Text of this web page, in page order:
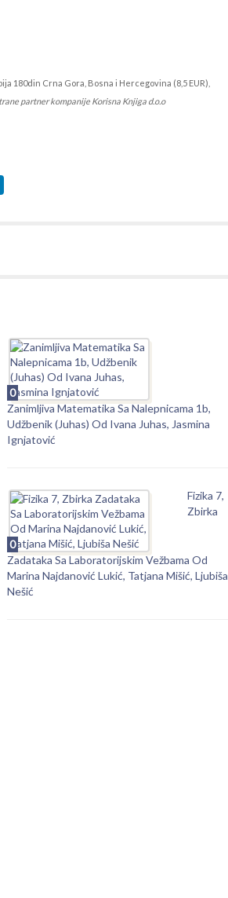
180din Crna Gora, Bosna i Hercegovina (8,5 EUR),
partner kompanije Korisna Knjiga d.o.o
0
Zanimljiva Matematika Sa Nalepnicama 1b,
Udžbenik (Juhas) Od Ivana Juhas, Jasmina
Ignjatović
0
Fizika 7,
Zbirka
Zadataka Sa Laboratorijskim Vežbama Od
Marina Najdanović Lukić, Tatjana Mišić, Ljubiša
Nešić